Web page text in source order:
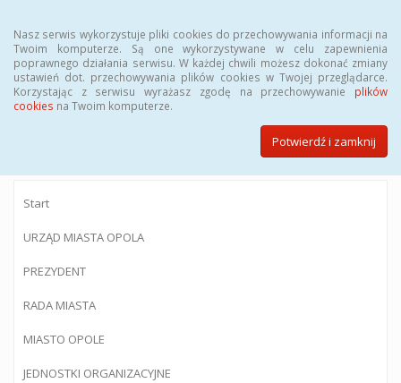
Nasz serwis wykorzystuje pliki cookies do przechowywania informacji na
Twoim komputerze. Są one wykorzystywane w celu zapewnienia
poprawnego działania serwisu. W każdej chwili możesz dokonać zmiany
ustawień dot. przechowywania plików cookies w Twojej przeglądarce.
Korzystając z serwisu wyrażasz zgodę na przechowywanie plików
cookies na Twoim komputerze.
Potwierdź i zamknij
BIULETYN INFORMACJI PUBLICZNEJ
Urzędu Miasta Opola
Start
URZĄD MIASTA OPOLA
PREZYDENT
RADA MIASTA
MIASTO OPOLE
JEDNOSTKI ORGANIZACYJNE